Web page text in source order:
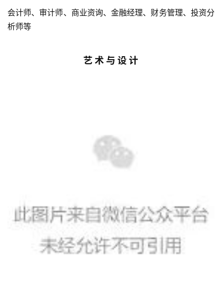
英
会计师、审计师、商业资询、金融经理、财务管理、投资分
析师等
艺 术 与 设 计